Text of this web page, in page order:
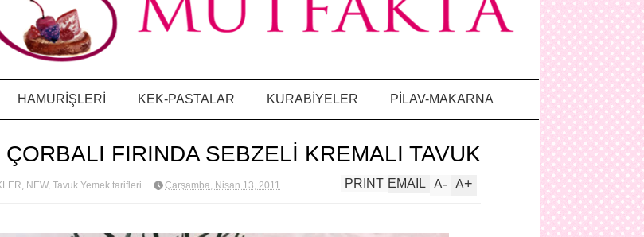
HAMURİŞLERİ KEK-PASTALAR KURABİYELER PİLAV-MAKARNA
ÇORBALI FIRINDA SEBZELİ KREMALI TAVUK
, NEW, Tavuk Yemek tarifleri Çarşamba, Nisan 13, 2011 A+
A-
EMAIL
PRINT